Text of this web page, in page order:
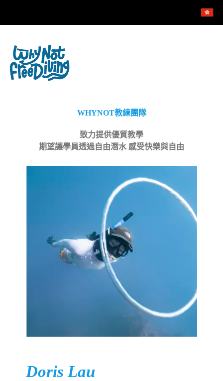
WHYNOT教練團隊
致力提供優質教學
期望讓學員透過自由潛水 感受快樂與自由
Doris Lau